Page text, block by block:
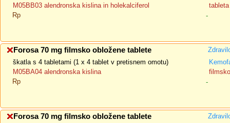
M05BB03 alendronska kislina in holekalciferol
tableta
Rp
-
Forosa 70 mg filmsko obložene tablete
škatla s 4 tabletami (1 x 4 tablet v pretisnem omotu)
M05BA04 alendronska kislina
Rp
-
Forosa 70 mg filmsko obložene tablete